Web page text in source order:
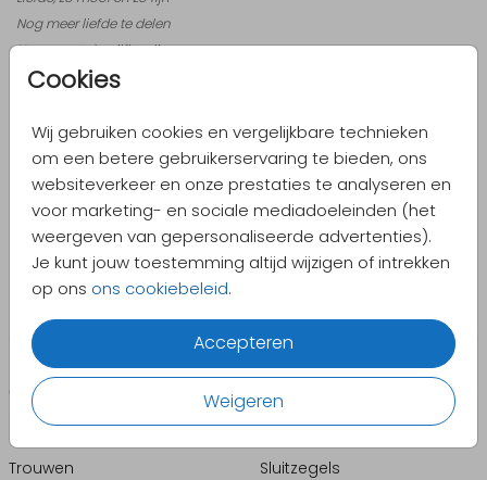
Cookies
Wij gebruiken cookies en vergelijkbare technieken
om een betere gebruikerservaring te bieden, ons
websiteverkeer en onze prestaties te analyseren en
voor marketing- en sociale mediadoeleinden (het
weergeven van gepersonaliseerde advertenties).
Je kunt jouw toestemming altijd wijzigen of intrekken
op ons ons cookiebeleid.
Accepteren
Weigeren
Nog meer liefde te delen
Nu we met z`n vijfjes zijn.
want ze zijn nu allebei 'grote broer'
Ze springen blij,
want ze hebben er een zusje bij.
Kijk voor nog meer geboortegedichtjes hier.
CATEGORIEËN
Geboorte
Trouwen
PRODUCTEN
Enveloppen
Sluitzegels